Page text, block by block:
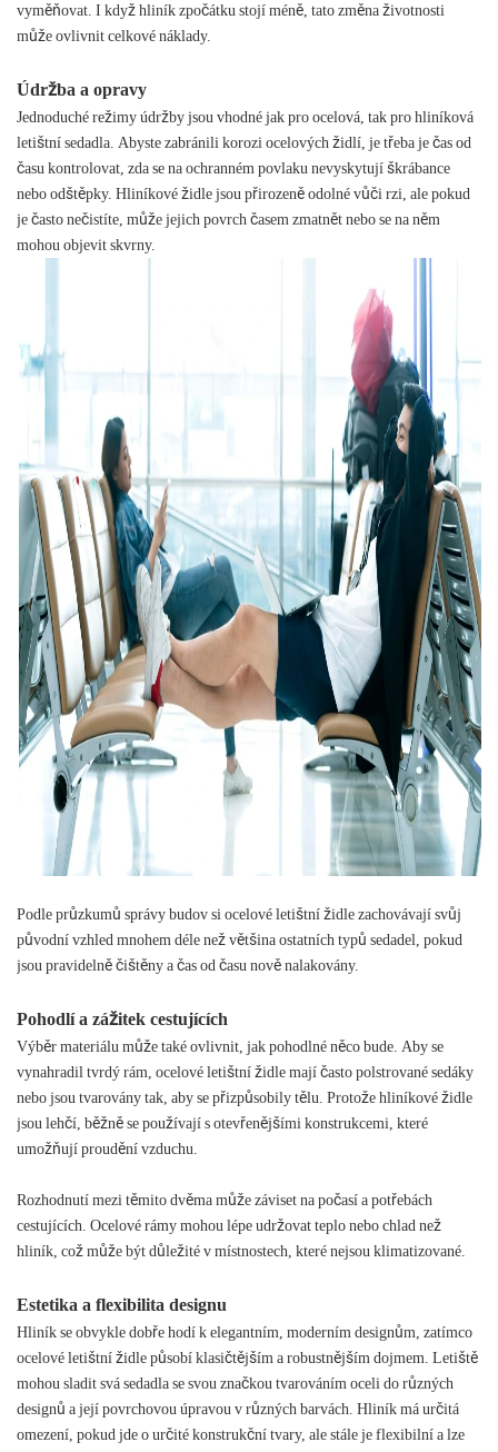
vyměňovat. I když hliník zpočátku stojí méně, tato změna životnosti
může ovlivnit celkové náklady.
Údržba a opravy
Jednoduché režimy údržby jsou vhodné jak pro ocelová, tak pro hliníková
letištní sedadla. Abyste zabránili korozi ocelových židlí, je třeba je čas od
času kontrolovat, zda se na ochranném povlaku nevyskytují škrábance
nebo odštěpky. Hliníkové židle jsou přirozeně odolné vůči rzi, ale pokud
je často nečistíte, může jejich povrch časem zmatnět nebo se na něm
mohou objevit skvrny.
Podle průzkumů správy budov si ocelové letištní židle zachovávají svůj
původní vzhled mnohem déle než většina ostatních typů sedadel, pokud
jsou pravidelně čištěny a čas od času nově nalakovány.
Pohodlí a zážitek cestujících
Výběr materiálu může také ovlivnit, jak pohodlné něco bude. Aby se
vynahradil tvrdý rám, ocelové letištní židle mají často polstrované sedáky
nebo jsou tvarovány tak, aby se přizpůsobily tělu. Protože hliníkové židle
jsou lehčí, běžně se používají s otevřenějšími konstrukcemi, které
umožňují proudění vzduchu.
Rozhodnutí mezi těmito dvěma může záviset na počasí a potřebách
cestujících. Ocelové rámy mohou lépe udržovat teplo nebo chlad než
hliník, což může být důležité v místnostech, které nejsou klimatizované.
Estetika a flexibilita designu
Hliník se obvykle dobře hodí k elegantním, moderním designům, zatímco
ocelové letištní židle působí klasičtějším a robustnějším dojmem. Letiště
mohou sladit svá sedadla se svou značkou tvarováním oceli do různých
designů a její povrchovou úpravou v různých barvách. Hliník má určitá
omezení, pokud jde o určité konstrukční tvary, ale stále je flexibilní a lze